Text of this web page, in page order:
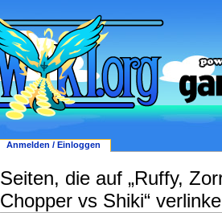
Seiten, die auf „Ruffy,
Chopper vs Shiki“
Anmelden / Einloggen